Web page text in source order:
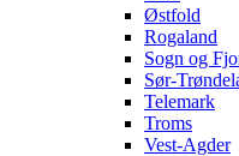
Østfold
Rogaland
Sogn og
Sør-
Telemark
Troms
Vest-Agder